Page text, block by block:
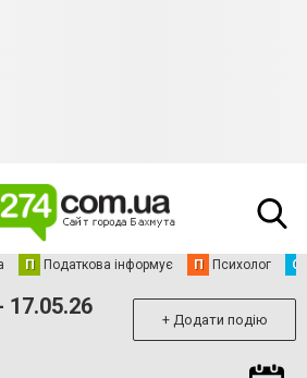
П Податкова інформує П Психолог С
+ Додати подію